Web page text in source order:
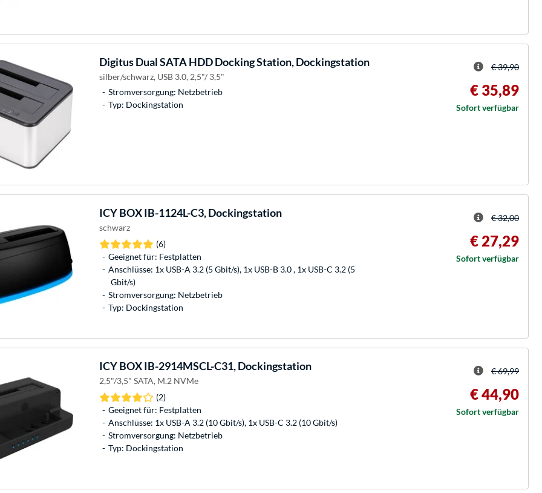
DigitusDual SATA HDD Docking Station, Dockingstation
silber/schwarz, USB 3.0, 2,5"/ 3,5"
Stromversorgung: Netzbetrieb
Typ: Dockingstation
€ 39,90
€ 35,89
Sofort verfügbar
ICY BOXIB-1124L-C3, Dockingstation
schwarz
(6)
Geeignet für: Festplatten
Anschlüsse: 1x USB-A 3.2 (5 Gbit/s), 1x USB-B 3.0 , 1x USB-C 3.2 (5
Gbit/s)
Stromversorgung: Netzbetrieb
Typ: Dockingstation
€ 32,00
€ 27,29
Sofort verfügbar
ICY BOXIB-2914MSCL-C31, Dockingstation
2,5"/3,5" SATA, M.2 NVMe
(2)
Geeignet für: Festplatten
Anschlüsse: 1x USB-A 3.2 (10 Gbit/s), 1x USB-C 3.2 (10 Gbit/s)
Stromversorgung: Netzbetrieb
Typ: Dockingstation
€ 69,99
€ 44,90
Sofort verfügbar